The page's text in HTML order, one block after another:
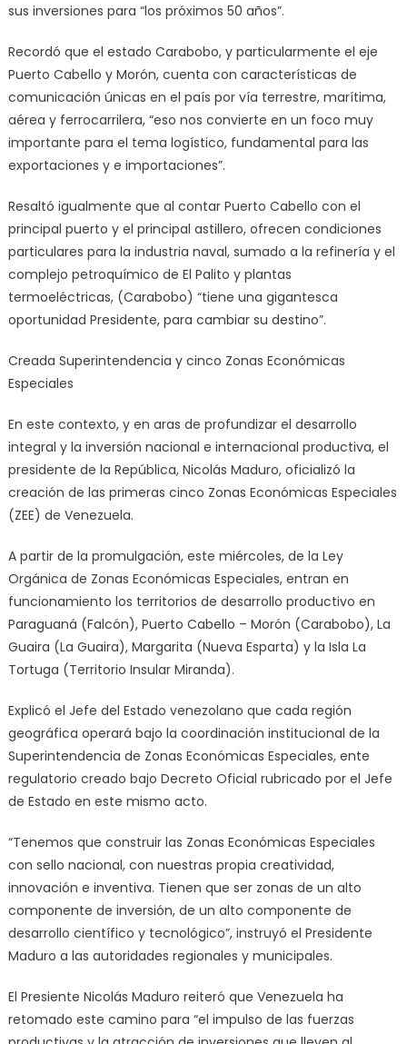
sus inversiones para “los próximos 50 años”.
Recordó que el estado Carabobo, y particularmente el eje
Puerto Cabello y Morón, cuenta con características de
comunicación únicas en el país por vía terrestre, marítima,
aérea y ferrocarrilera, “eso nos convierte en un foco muy
importante para el tema logístico, fundamental para las
exportaciones y e importaciones”.
Resaltó igualmente que al contar Puerto Cabello con el
principal puerto y el principal astillero, ofrecen condiciones
particulares para la industria naval, sumado a la refinería y el
complejo petroquímico de El Palito y plantas
termoeléctricas, (Carabobo) “tiene una gigantesca
oportunidad Presidente, para cambiar su destino”.
Creada Superintendencia y cinco Zonas Económicas
Especiales
En este contexto, y en aras de profundizar el desarrollo
integral y la inversión nacional e internacional productiva, el
presidente de la República, Nicolás Maduro, oficializó la
creación de las primeras cinco Zonas Económicas Especiales
(ZEE) de Venezuela.
A partir de la promulgación, este miércoles, de la Ley
Orgánica de Zonas Económicas Especiales, entran en
funcionamiento los territorios de desarrollo productivo en
Paraguaná (Falcón), Puerto Cabello – Morón (Carabobo), La
Guaira (La Guaira), Margarita (Nueva Esparta) y la Isla La
Tortuga (Territorio Insular Miranda).
Explicó el Jefe del Estado venezolano que cada región
geográfica operará bajo la coordinación institucional de la
Superintendencia de Zonas Económicas Especiales, ente
regulatorio creado bajo Decreto Oficial rubricado por el Jefe
de Estado en este mismo acto.
“Tenemos que construir las Zonas Económicas Especiales
con sello nacional, con nuestras propia creatividad,
innovación e inventiva. Tienen que ser zonas de un alto
componente de inversión, de un alto componente de
desarrollo científico y tecnológico”, instruyó el Presidente
Maduro a las autoridades regionales y municipales.
El Presiente Nicolás Maduro reiteró que Venezuela ha
retomado este camino para “el impulso de las fuerzas